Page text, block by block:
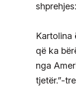
Kartolina
që ka
nga
tjetër.”-